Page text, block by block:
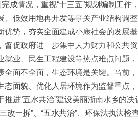
完成情况，重视“十三五”规划编制工
、低效用地再开发等事关产业结构调
优势，夯实全面建成小康社会的发展
督促政府进一步集中人力财力和公共
就业、民生工程建设等热点难点问题
全面不全面，生态环境是关键。当前
态面貌、优化人居环境作为监督重点
推进“五水共治”建设美丽浙南水乡的
改一拆”、“五水共治”、环保法执法